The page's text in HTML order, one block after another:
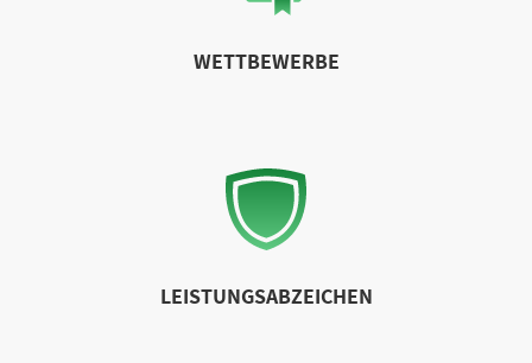
WETTBEWERBE
LEISTUNGSABZEICHEN